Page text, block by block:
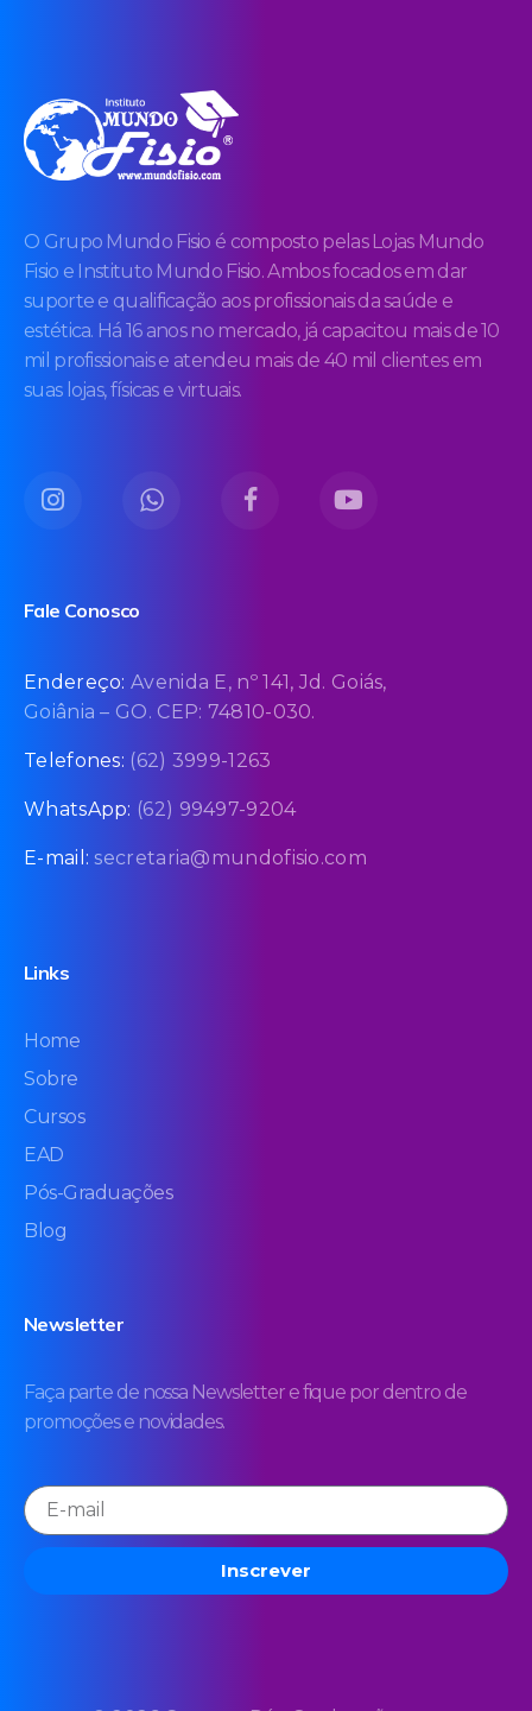
O Grupo Mundo Fisio é composto pelas Lojas Mundo
Fisio e Instituto Mundo Fisio. Ambos focados em dar
suporte e qualificação aos profissionais da saúde e
estética. Há 16 anos no mercado, já capacitou mais de 10
mil profissionais e atendeu mais de 40 mil clientes em
suas lojas, físicas e virtuais.
Fale Conosco
Endereço:Avenida E, nº 141, Jd. Goiás,
Goiânia – GO. CEP: 74810-030.
Telefones: (62) 3999-1263
WhatsApp: (62) 99497-9204
E-mail: secretaria@mundofisio.com
Links
Home
Sobre
Cursos
EAD
Pós-Graduações
Blog
Newsletter
Faça parte de nossa Newsletter e fique por dentro de
promoções e novidades.
Inscrever